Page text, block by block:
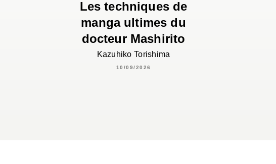
Les techniques de
manga ultimes du
docteur Mashirito
Kazuhiko Torishima
10/09/2026